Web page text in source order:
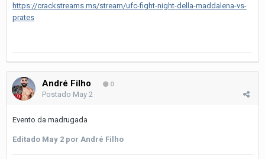
https://crackstreams.ms/stream/ufc-fight-night-della-maddalena-vs-
prates
André Filho 0
Postado May 2
Evento da madrugada
Editado May 2 por André Filho